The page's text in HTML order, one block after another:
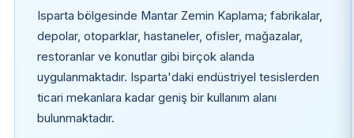
Isparta bölgesinde Mantar Zemin Kaplama; fabrikalar,
depolar, otoparklar, hastaneler, ofisler, mağazalar,
restoranlar ve konutlar gibi birçok alanda
uygulanmaktadır. Isparta'daki endüstriyel tesislerden
ticari mekanlara kadar geniş bir kullanım alanı
bulunmaktadır.